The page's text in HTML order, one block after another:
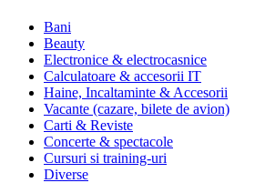
Bani
Beauty
Electronice & electrocasnice
Calculatoare & accesorii IT
Haine, Incaltaminte & Accesorii
Vacante (cazare, bilete de avion)
Carti & Reviste
Concerte & spectacole
Cursuri si training-uri
Diverse